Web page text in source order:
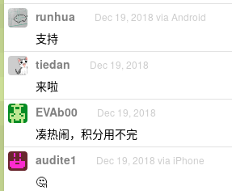
runhua Dec 19, 2018 via Android
支持
tiedan Dec 19, 2018
来啦
EVAb00 Dec 19, 2018
凑热闹，积分用不完
audite1 Dec 19, 2018 via iPhone
🤔